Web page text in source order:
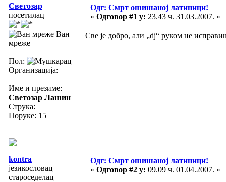
Светозар
посетилац
Ван
мреже
Пол:
Организација:
Име и презиме:
Светозар Лашин
Струка:
Поруке: 15
Одг: Смрт ошишаној латиници!
« Одговор #1 у: 23.43 ч. 31.03.2007. »
Све је добро, али „dj“ руком не
kontra
језикословац
староседелац
Одг: Смрт ошишаној латиници!
« Одговор #2 у: 09.09 ч. 01.04.2007. »